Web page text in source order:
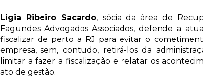
Ligia Ribeiro Sacardo, sócia da área de
Fagundes Advogados Associados, defende a
fiscalizar de perto a RJ para evitar o
empresa, sem, contudo, retirá-los da
limitar a fazer a fiscalização e relatar os
ato de gestão.